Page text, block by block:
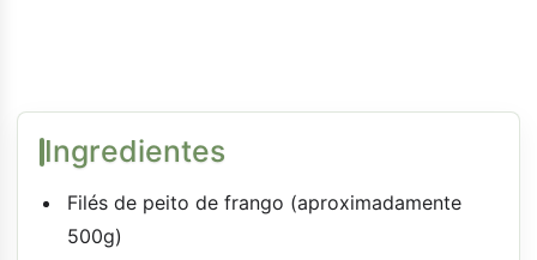
Ingredientes
Filés de peito de frango (aproximadamente
500g)